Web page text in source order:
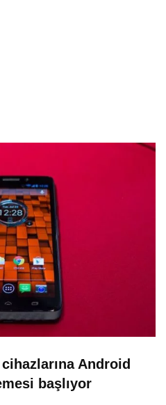
Android
başlıyor